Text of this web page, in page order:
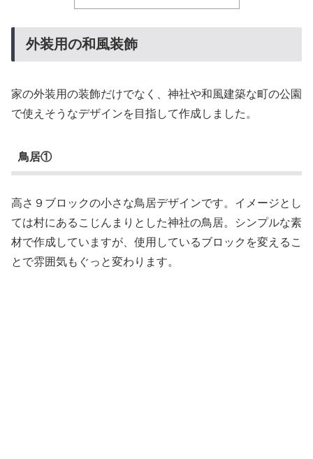
外装用の和風装飾
家の外装用の装飾だけでなく、神社や和風建築な町の公園
で使えそうなデザインを目指して作成しました。
鳥居①
高さ９ブロックの小さな鳥居デザインです。イメージとし
ては村にあるこじんまりとした神社の鳥居。シンプルな素
材で作成していますが、使用しているブロックを変えるこ
とで雰囲気もぐっと変わります。